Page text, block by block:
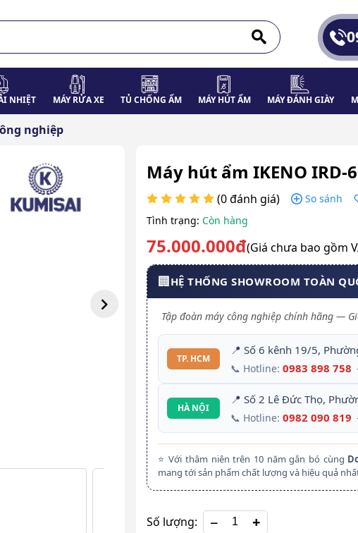
NHIỆT MÁY RỬA XE TỦ CHỐNG ẨM MÁY HÚT ẨM MÁY ĐÁNH GIÀY
nghiệp
Máy hút ẩm IKENO IRD-
(0 đánh giá) So sánh
Tình trạng: Còn hàng
75.000.000đ(Giá chưa bao gồm
🏢HỆ THỐNG SHOWROOM TOÀN
Tập đoàn máy công nghiệp chính hãng —
TP. HCM
📍 Số 6 kênh 19/5,
📞 Hotline: 0983 898 758
HÀ NỘI
📍 Số 2 Lê Đức Thọ,
📞 Hotline: 0982 090 819
⭐ Với thâm niên trên 10 năm gắn bó cùng
mang tới sản phẩm chất lượng và hiệu quả
Số lượng: +